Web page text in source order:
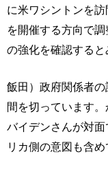
に米ワシントンを
を開催する方向で
の強化を確認すると
飯田）政府関係者
間を切っています。
バイデンさんが対
リカ側の意図も含